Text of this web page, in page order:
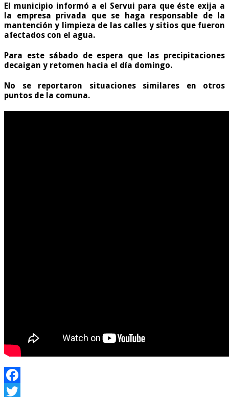
El municipio informó a el Servui para que éste exija a
la empresa privada que se haga responsable de la
mantención y limpieza de las calles y sitios que fueron
afectados con el agua.
Para este sábado de espera que las precipitaciones
decaigan y retomen hacia el día domingo.
No se reportaron situaciones similares en otros
puntos de la comuna.
Facebook